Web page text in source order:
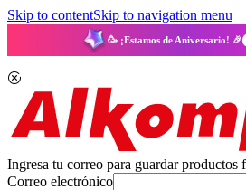
Skip to contentSkip to navigation menu
🥳 ¡Estamos de Aniversario! 🎉
Ingresa tu correo para guardar productos
Correo electrónico